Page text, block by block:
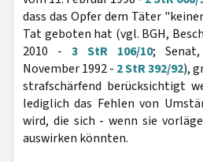
dass das Opfer dem Täter
Tat geboten hat (vgl. BGH,
2010 - 3 StR 106/10;
November 1992 - 2 StR 392/92),
strafschärfend berücksichtigt
lediglich das Fehlen von
wird, die sich - wenn sie
auswirken könnten.